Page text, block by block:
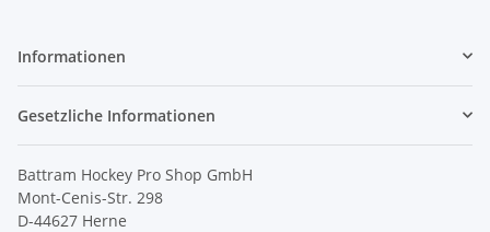
Informationen
Gesetzliche Informationen
Battram Hockey Pro Shop GmbH
Mont-Cenis-Str. 298
D-44627 Herne